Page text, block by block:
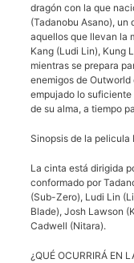
dragón con la que
(Tadanobu Asano), un
aquellos que llevan la
Kang (Ludi Lin), Kung
mientras se prepara
enemigos de Outworld
empujado lo suficiente
de su alma, a tiempo
Sinopsis de la pelicula
La cinta está dirigida
conformado por
(Sub-Zero), Ludi Lin
Blade), Josh Lawson
Cadwell (Nitara).
¿QUÉ OCURRIRÁ EN